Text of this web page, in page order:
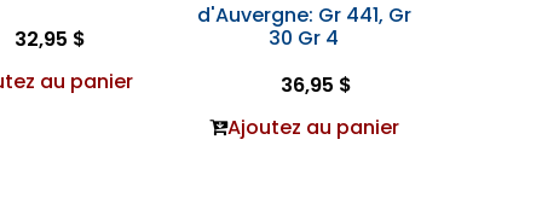
32,95 $
au panier
d'Auvergne: Gr 441, Gr
30 Gr 4
36,95 $
Ajoutez au panier